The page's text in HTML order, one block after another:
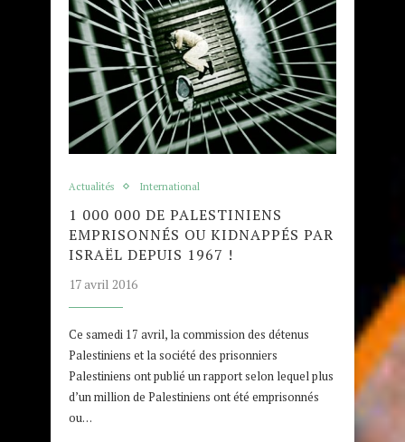
Actualités International
1 000 000 DE PALESTINIENS
EMPRISONNÉS OU KIDNAPPÉS PAR
ISRAËL DEPUIS 1967 !
17 avril 2016
Ce samedi 17 avril, la commission des détenus
Palestiniens et la société des prisonniers
Palestiniens ont publié un rapport selon lequel plus
d’un million de Palestiniens ont été emprisonnés
ou…